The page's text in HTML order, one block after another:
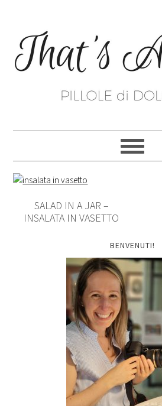
SALAD IN A JAR –
INSALATA IN VASETTO
BENVENUTI!